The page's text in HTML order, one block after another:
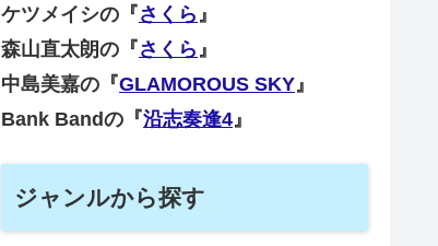
ケツメイシの『さくら 』
森山直太朗の『さくら 』
中島美嘉の『GLAMOROUS SKY 』
Bank Bandの『沿志奏逢4 』
ジャンルから探す